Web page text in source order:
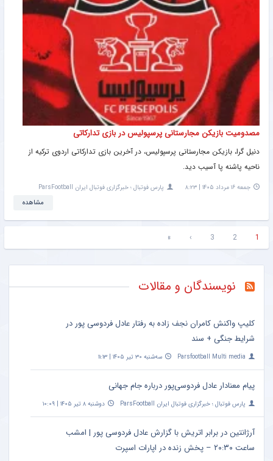
مصدومیت بازیکن مجارستانی پرسپولیس در بازی تدارکاتی
دنیل گرا، بازیکن مجارستانی پرسپولیس، در آخرین بازی تدارکاتی اردوی ترکیه از
ناحیه پاشنه پا آسیب دید.
جمعه ۱۶ مرداد ۱۴۰۵ | ۸:۲۳ پارس فوتبال ؛ خبرگزاری فوتبال ایران ParsFootball
مشاهده
1
2
3
›
»
نویسندگان و مقالات
کلیپ واکنش کامران نجف زاده به رفتار عادل فردوسی پور در
شرایط جنگی + سند
Parsfootball Multi media سه‌شنبه ۳۰ تیر ۱۴۰۵ | ۱۱:۱۳
پیام معنادار عادل فردوسی‌پور درباره جام جهانی
پارس فوتبال ؛ خبرگزاری فوتبال ایران ParsFootball دوشنبه ۸ تیر ۱۴۰۵ | ۱۰:۰۹
آرژانتین در برابر اتریش با گزارش عادل فردوسی پور | امشب
ساعت ۲۰:۳۰ – پخش زنده در اپارات اسپرت